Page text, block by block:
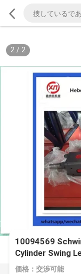
2/ 2
10094569
Cylinder Swing
価格：交渉可能